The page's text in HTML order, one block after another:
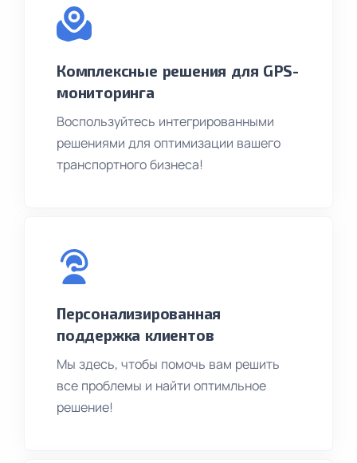
Комплексные решения для GPS-
мониторинга
Воспользуйтесь интегрированными
решениями для оптимизации вашего
транспортного бизнеса!
Персонализированная
поддержка клиентов
Мы здесь, чтобы помочь вам решить
все проблемы и найти оптимльное
решение!